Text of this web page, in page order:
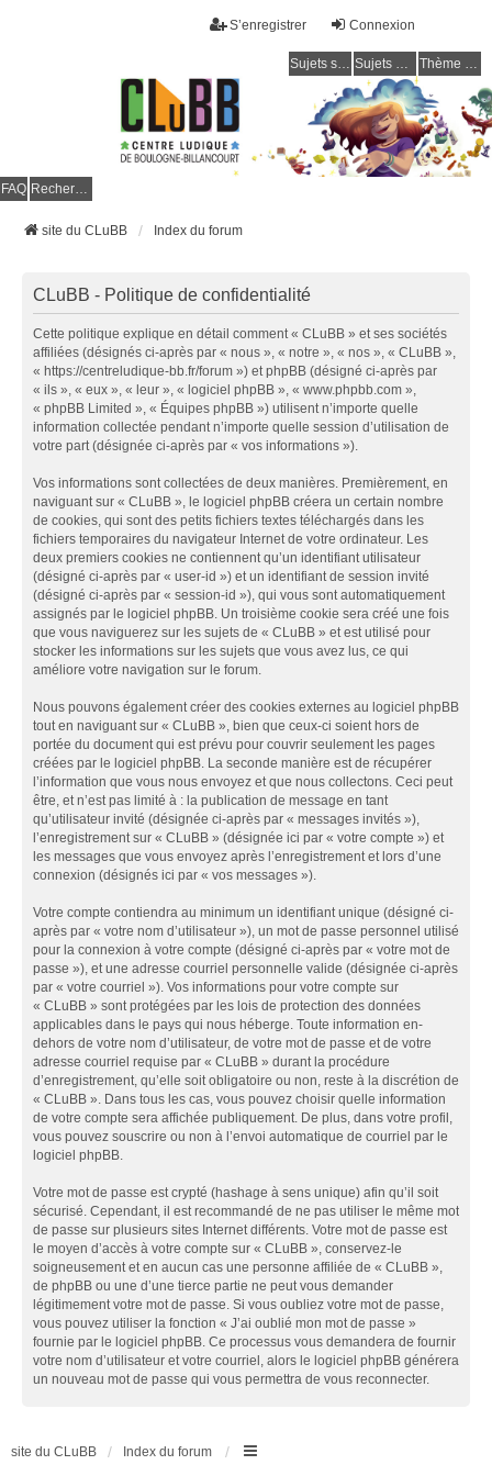
Connexion
S’enregistrer
Sujets sans réponse Sujets actifs Thème clair / foncé
FAQ Rechercher
site du CLuBB Index du forum
CLuBB - Politique de confidentialité
Cette politique explique en détail comment « CLuBB » et ses sociétés
affiliées (désignés ci-après par « nous », « notre », « nos », « CLuBB »,
« https://centreludique-bb.fr/forum ») et phpBB (désigné ci-après par
« ils », « eux », « leur », « logiciel phpBB », « www.phpbb.com »,
« phpBB Limited », « Équipes phpBB ») utilisent n’importe quelle
information collectée pendant n’importe quelle session d’utilisation de
votre part (désignée ci-après par « vos informations »).
Vos informations sont collectées de deux manières. Premièrement, en
naviguant sur « CLuBB », le logiciel phpBB créera un certain nombre
de cookies, qui sont des petits fichiers textes téléchargés dans les
fichiers temporaires du navigateur Internet de votre ordinateur. Les
deux premiers cookies ne contiennent qu’un identifiant utilisateur
(désigné ci-après par « user-id ») et un identifiant de session invité
(désigné ci-après par « session-id »), qui vous sont automatiquement
assignés par le logiciel phpBB. Un troisième cookie sera créé une fois
que vous naviguerez sur les sujets de « CLuBB » et est utilisé pour
stocker les informations sur les sujets que vous avez lus, ce qui
améliore votre navigation sur le forum.
Nous pouvons également créer des cookies externes au logiciel phpBB
tout en naviguant sur « CLuBB », bien que ceux-ci soient hors de
portée du document qui est prévu pour couvrir seulement les pages
créées par le logiciel phpBB. La seconde manière est de récupérer
l’information que vous nous envoyez et que nous collectons. Ceci peut
être, et n’est pas limité à : la publication de message en tant
qu’utilisateur invité (désignée ci-après par « messages invités »),
l’enregistrement sur « CLuBB » (désignée ici par « votre compte ») et
les messages que vous envoyez après l’enregistrement et lors d’une
connexion (désignés ici par « vos messages »).
Votre compte contiendra au minimum un identifiant unique (désigné ci-
après par « votre nom d’utilisateur »), un mot de passe personnel utilisé
pour la connexion à votre compte (désigné ci-après par « votre mot de
passe »), et une adresse courriel personnelle valide (désignée ci-après
par « votre courriel »). Vos informations pour votre compte sur
« CLuBB » sont protégées par les lois de protection des données
applicables dans le pays qui nous héberge. Toute information en-
dehors de votre nom d’utilisateur, de votre mot de passe et de votre
adresse courriel requise par « CLuBB » durant la procédure
d’enregistrement, qu’elle soit obligatoire ou non, reste à la discrétion de
« CLuBB ». Dans tous les cas, vous pouvez choisir quelle information
de votre compte sera affichée publiquement. De plus, dans votre profil,
vous pouvez souscrire ou non à l’envoi automatique de courriel par le
logiciel phpBB.
Votre mot de passe est crypté (hashage à sens unique) afin qu’il soit
sécurisé. Cependant, il est recommandé de ne pas utiliser le même mot
de passe sur plusieurs sites Internet différents. Votre mot de passe est
le moyen d’accès à votre compte sur « CLuBB », conservez-le
soigneusement et en aucun cas une personne affiliée de « CLuBB »,
de phpBB ou une d’une tierce partie ne peut vous demander
légitimement votre mot de passe. Si vous oubliez votre mot de passe,
vous pouvez utiliser la fonction « J’ai oublié mon mot de passe »
fournie par le logiciel phpBB. Ce processus vous demandera de fournir
votre nom d’utilisateur et votre courriel, alors le logiciel phpBB générera
un nouveau mot de passe qui vous permettra de vous reconnecter.
site du CLuBB Index du forum